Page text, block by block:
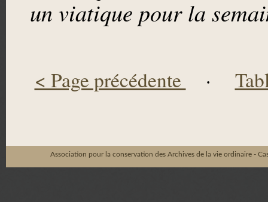
un viatique pour la
< Page précédente ·
Association pour la conservation des Archives de la vie ordinaire -